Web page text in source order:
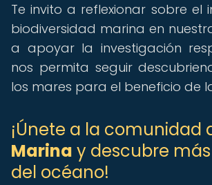
Te invito a reflexionar sobre el
biodiversidad marina en
a apoyar la investigación
nos permita seguir
los mares para el beneficio de
¡Únete a la comunidad
Marina y descubre
del océano!